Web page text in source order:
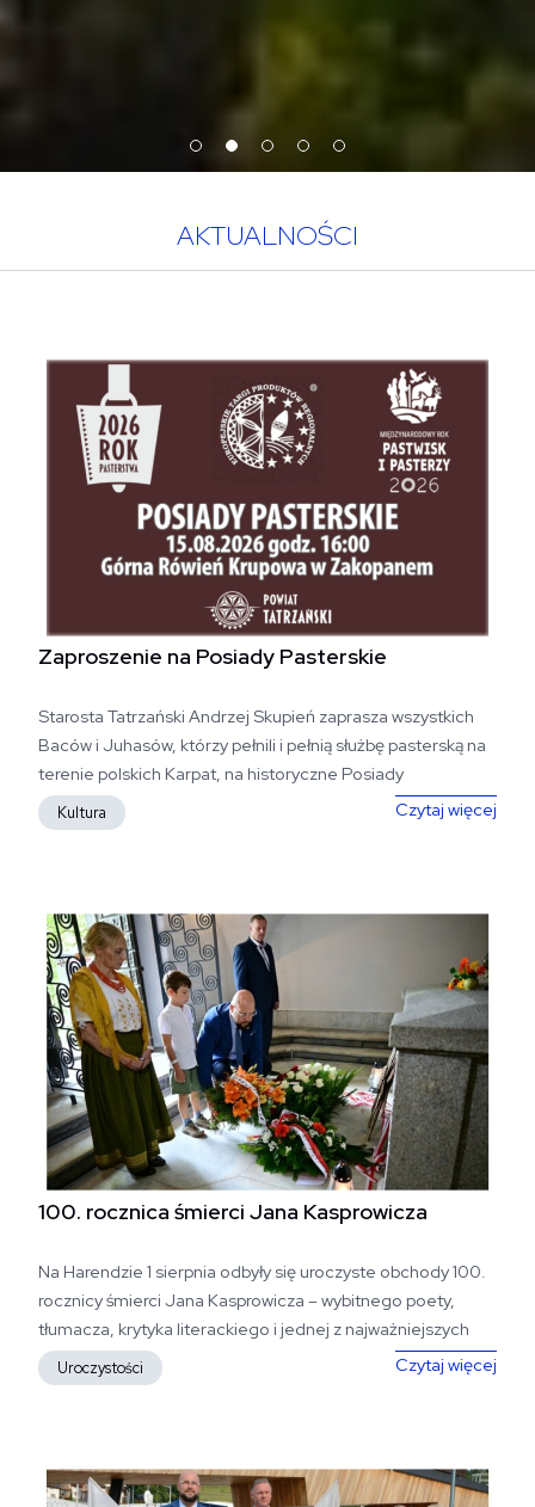
AKTUALNOŚCI
Zaproszenie na Posiady Pasterskie
Starosta Tatrzański Andrzej Skupień zaprasza wszystkich
Baców i Juhasów, którzy pełnili i pełnią służbę pasterską na
terenie polskich Karpat, na historyczne Posiady
Pasterskie....
Kultura Czytaj więcej
100. rocznica śmierci Jana Kasprowicza
Na Harendzie 1 sierpnia odbyły się uroczyste obchody 100.
rocznicy śmierci Jana Kasprowicza – wybitnego poety,
tłumacza, krytyka literackiego i jednej z najważniejszych
postaci polskiej...
Uroczystości Czytaj więcej